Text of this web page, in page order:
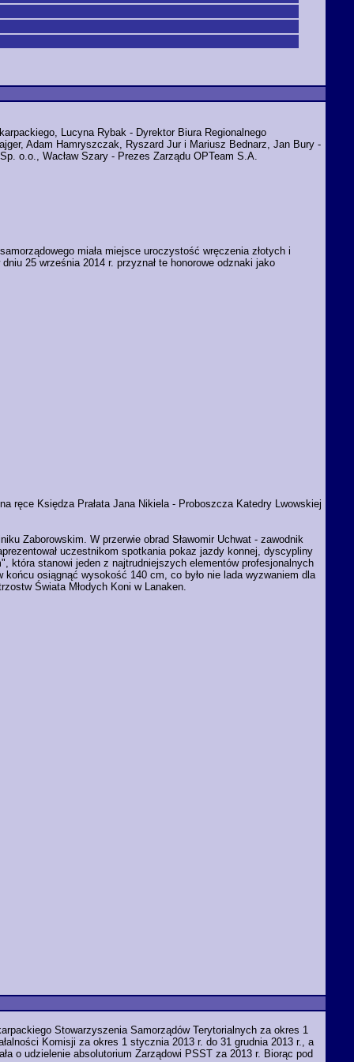
Lucyna Rybak - Dyrektor Biura Regionalnego
Adam Hamryszczak, Ryszard Jur i Mariusz Bednarz, Jan Bury -
o.o., Wacław Szary - Prezes Zarządu OPTeam S.A.
miała miejsce uroczystość wręczenia złotych i
25 września 2014 r. przyznał te honorowe odznaki jako
ręce Księdza Prałata Jana Nikiela - Proboszcza Katedry Lwowskiej
Zaborowskim. W przerwie obrad Sławomir Uchwat - zawodnik
uczestnikom spotkania pokaz jazdy konnej, dyscypliny
która stanowi jeden z najtrudniejszych elementów profesjonalnych
osiągnąć wysokość 140 cm, co było nie lada wyzwaniem dla
Świata Młodych Koni w Lanaken.
Stowarzyszenia Samorządów Terytorialnych za okres 1
Komisji za okres 1 stycznia 2013 r. do 31 grudnia 2013 r., a
o udzielenie absolutorium Zarządowi PSST za 2013 r. Biorąc pod